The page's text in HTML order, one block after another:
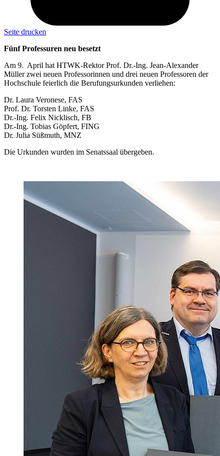
Seite drucken
Fünf Professuren neu besetzt
Am 9. April hat HTWK-Rektor Prof. Dr.-Ing. Jean-Alexander
Müller zwei neuen Professorinnen und drei neuen Professoren der
Hochschule feierlich die Berufungsurkunden verliehen:
Dr. Laura Veronese, FAS
Prof. Dr. Torsten Linke, FAS
Dr.-Ing. Felix Nicklisch, FB
Dr.-Ing. Tobias Göpfert, FING
Dr. Julia Süßmuth, MNZ
Die Urkunden wurden im Senatssaal übergeben.